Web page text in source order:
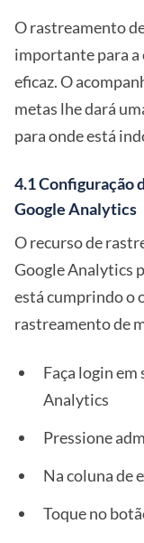
O rastreamento
importante para a
eficaz. O
metas lhe dará
para onde está
4.1 Configuração
Google Analytics
O recurso de
Google Analytics
está cumprindo o
rastreamento de
Faça login
Analytics
Pressione
Na coluna de
Toque no